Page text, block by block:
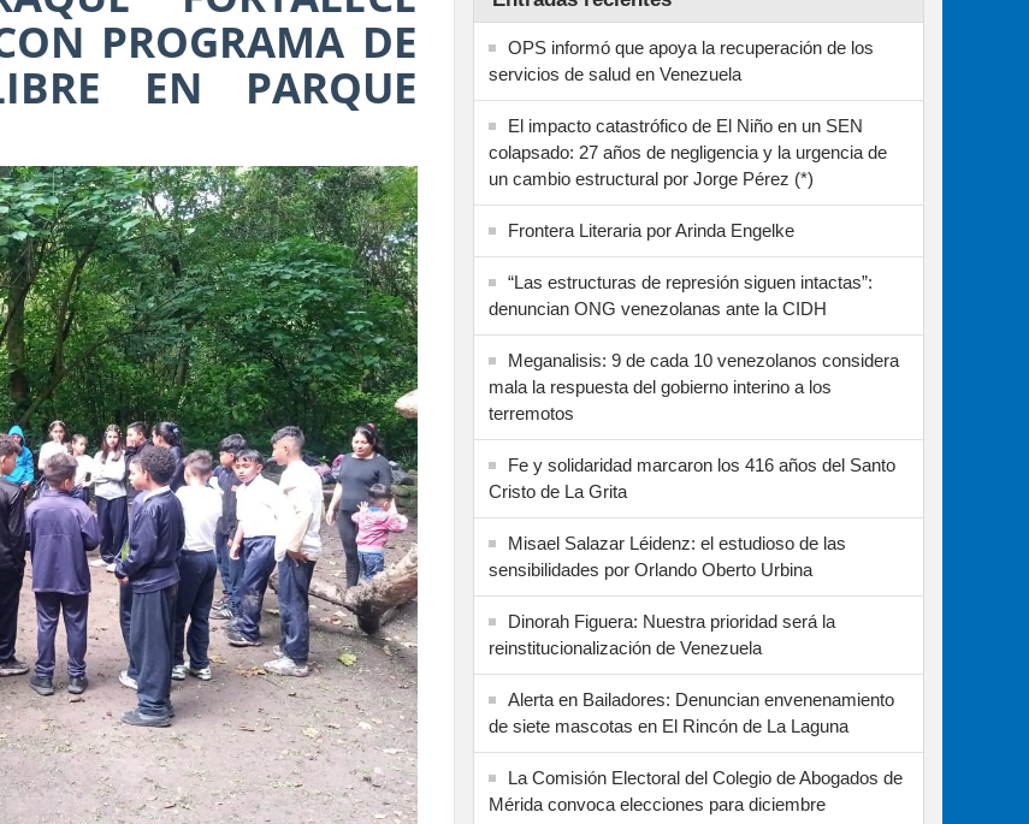
PROGRAMA DE
EN PARQUE
OPS informó que apoya la recuperación de los
servicios de salud en Venezuela
El impacto catastrófico de El Niño en un SEN
colapsado: 27 años de negligencia y la urgencia de
un cambio estructural por Jorge Pérez (*)
Frontera Literaria por Arinda Engelke
“Las estructuras de represión siguen intactas”:
denuncian ONG venezolanas ante la CIDH
Meganalisis: 9 de cada 10 venezolanos considera
mala la respuesta del gobierno interino a los
terremotos
Fe y solidaridad marcaron los 416 años del Santo
Cristo de La Grita
Misael Salazar Léidenz: el estudioso de las
sensibilidades por Orlando Oberto Urbina
Dinorah Figuera: Nuestra prioridad será la
reinstitucionalización de Venezuela
Alerta en Bailadores: Denuncian envenenamiento
de siete mascotas en El Rincón de La Laguna
La Comisión Electoral del Colegio de Abogados de
Mérida convoca elecciones para diciembre